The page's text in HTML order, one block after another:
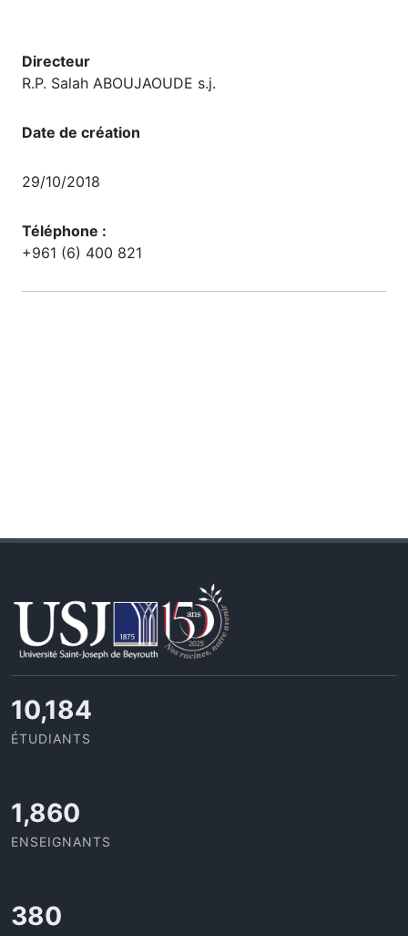
Directeur
R.P. Salah ABOUJAOUDE s.j.
Date de création
29/10/2018
Téléphone :
+961 (6) 400 821
10,801
ÉTUDIANTS
1,973
ENSEIGNANTS
403